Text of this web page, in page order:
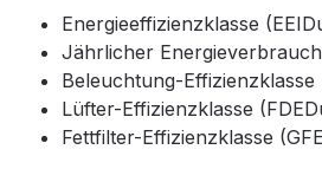
Energieeffizienzklasse
Jährlicher
Beleuchtung-
Lüfter-Effizienzklasse
Fettfilter-Effizienzklasse